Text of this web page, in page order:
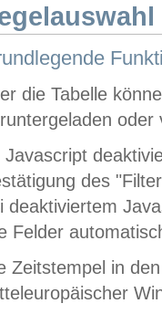
die Tabelle
oder
Javascript
des
deaktiviertem
Felder
Zeitstempel in